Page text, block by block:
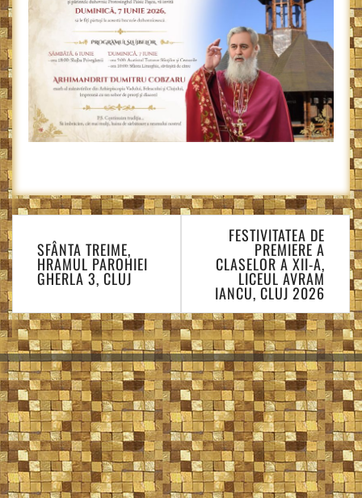
Navigare
în
articole
SFÂNTA TREIME,
HRAMUL PAROHIEI
GHERLA 3, CLUJ
FESTIVITATEA DE
PREMIERE A
CLASELOR A XII-A,
LICEUL AVRAM
IANCU, CLUJ 2026